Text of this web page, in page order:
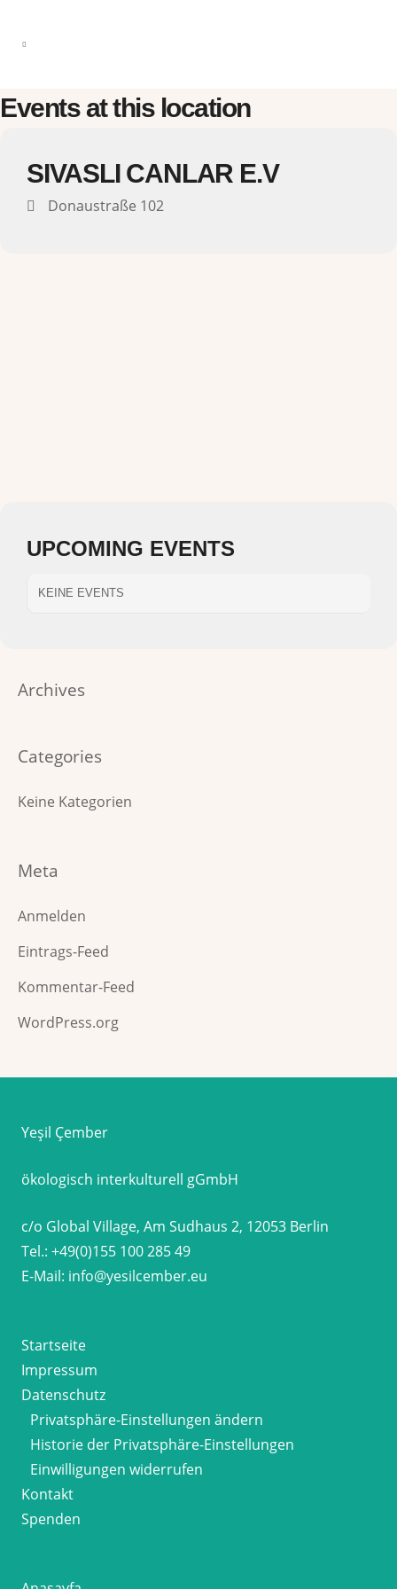
Events at this location
SIVASLI CANLAR E.V
Donaustraße 102
UPCOMING EVENTS
KEINE EVENTS
Archives
Categories
Keine Kategorien
Meta
Anmelden
Eintrags-Feed
Kommentar-Feed
WordPress.org
Yeşil Çember
ökologisch interkulturell gGmbH
c/o Global Village, Am Sudhaus 2, 12053 Berlin
Tel.: +49(0)155 100 285 49
E-Mail: info@yesilcember.eu
Startseite
Impressum
Datenschutz
Privatsphäre-Einstellungen ändern
Historie der Privatsphäre-Einstellungen
Einwilligungen widerrufen
Kontakt
Spenden